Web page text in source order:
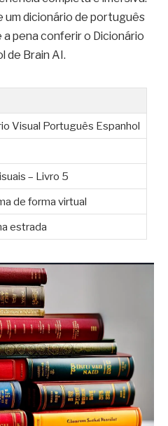
um dicionário de português
pena conferir o Dicionário
de Brain AI.
Visual Português Espanhol
– Livro 5
de forma virtual
estrada